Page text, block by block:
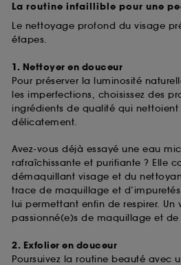
La routine infaillible pour une
Le nettoyage profond du visage
étapes.
1. Nettoyer en douceur
Pour préserver la luminosité
les imperfections, choisissez des
ingrédients de qualité qui nettoient
délicatement.
Avez-vous déjà essayé une eau
rafraîchissante et purifiante ? Elle
démaquillant visage et du
trace de maquillage et
lui permettant enfin de respirer. Un
passionné(e)s de maquillage et de
2. Exfolier en douceur
Poursuivez la routine beauté avec